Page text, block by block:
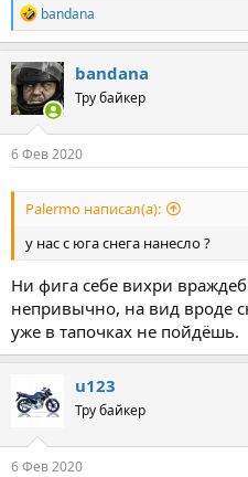
R
e
a
c
t
i
o
n
s
bandana
bandana
Тру байкер
6 Фев 2020
Palermo написал(а):
у нас с юга снега нанесло ?
Ни фига себе вихри
непривычно, на вид вроде
уже в тапочках не пойдёшь.
u123
Тру байкер
6 Фев 2020